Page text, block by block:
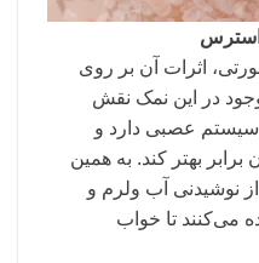
اثرات آن بر روی
در این نمک نقش
عصبی دارد و
بهتر کند. به همین
نوشیدنی آب ولرم و
می‌کنند تا خواب